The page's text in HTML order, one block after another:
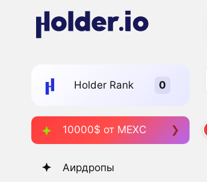
Holder Rank
10000$ от MEXC
Аирдропы
BULL 2602 BULL 5242 BULL